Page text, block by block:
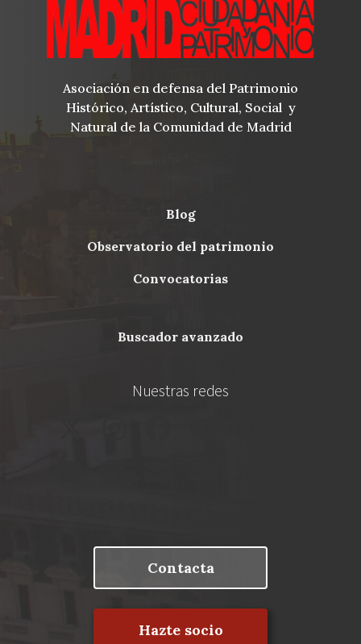
Asociación en defensa del Patrimonio
Histórico, Artístico, Cultural, Social y
Natural de la Comunidad de Madrid
Menu
blog
observatorio del patrimonio
convocatorias
buscador avanzado
Nuestras redes
Contacta
Hazte socio